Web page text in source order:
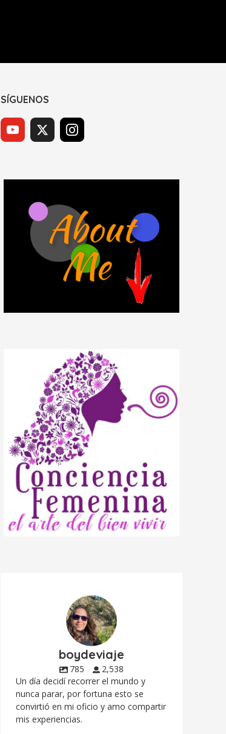
SÍGUENOS
boydeviaje
785
2,538
Un día decidí recorrer el mundo y
nunca parar, por fortuna esto se
convirtió en mi oficio y amo compartir
mis experiencias.